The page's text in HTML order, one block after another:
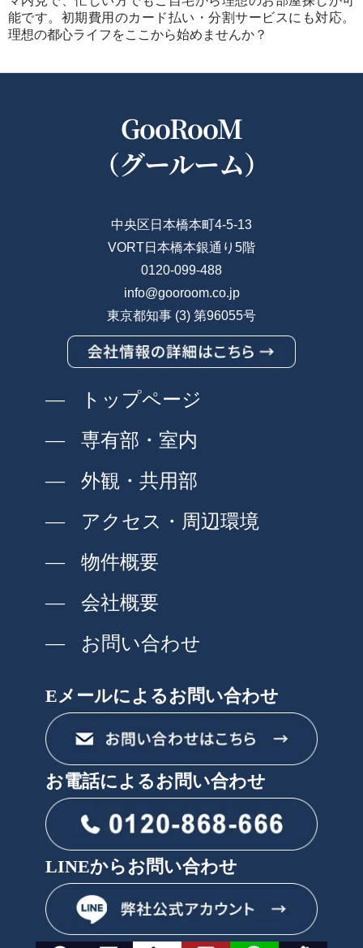
能です。初期費用のカード払い・分割サービスにも対応。
理想の都心ライフをここから始めませんか？
GooRooM
（グールーム）
中央区日本橋本町4-5-13
VORT日本橋本銀通り5階
0120-099-488
info@gooroom.co.jp
東京都知事 (3) 第96055号
トップページ
専有部・室内
外観・共用部
アクセス・周辺環境
物件概要
会社概要
お問い合わせ
Eメールによるお問い合わせ
お電話によるお問い合わせ
LINEからお問い合わせ